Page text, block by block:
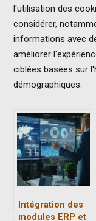
l'utilisation des
considérer,
informations avec
améliorer
ciblées basées sur
démographiques.
Intégration des
modules ERP et